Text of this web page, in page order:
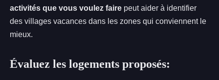
activités que vous voulez faire peut aider à identifier
des villages vacances dans les zones qui conviennent le
mieux.
Évaluez les logements proposés: